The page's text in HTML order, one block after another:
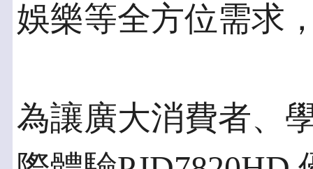
娛樂等全方位需求
為讓廣大消費者、